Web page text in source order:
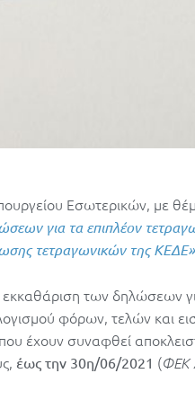
Εσωτερικών, με
για τα επιπλέον
τετραγωνικών της ΚΕΔΕ»
των δηλώσεων
φόρων, τελών και
έχουν συναφθεί
έως την 30η/06/2021 (ΦΕΚ